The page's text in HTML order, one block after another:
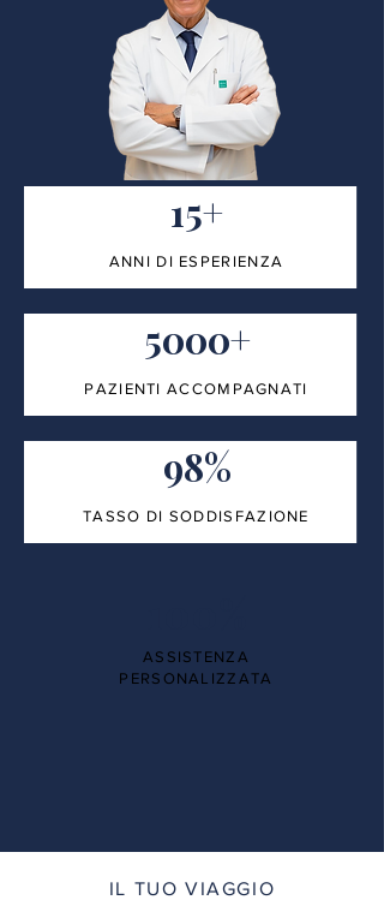
15+
ANNI DI ESPERIENZA
5000+
PAZIENTI ACCOMPAGNATI
98%
TASSO DI SODDISFAZIONE
ASSISTENZA
PERSONALIZZATA
IL TUO VIAGGIO